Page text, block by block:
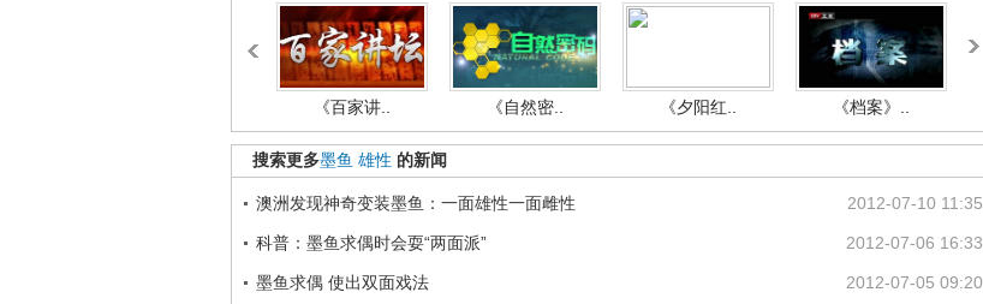
《百家讲.. 《自然密.. 《夕阳红.. 《档案》..
搜索更多墨鱼 雄性 的新闻
2012-07-10 11:35
澳洲发现神奇变装墨鱼：一面雄性一面雌性
2012-07-06 16:33
科普：墨鱼求偶时会耍“两面派”
2012-07-05 09:20
墨鱼求偶 使出双面戏法